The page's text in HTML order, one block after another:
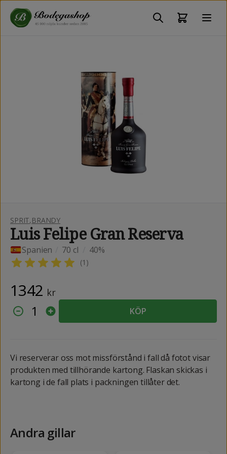
SPRIT,BRANDY
Luis Felipe Gran Reserva
Spanien 70 cl 40%
(1 )
1342 kr
1 KÖP
Vi reserverar oss mot missförstånd i fall då fotot visar
produkten med tillhörande kartong. Flaskan skickas i
kartong i de fall plats i packningen tillåter det.
Andra gillar